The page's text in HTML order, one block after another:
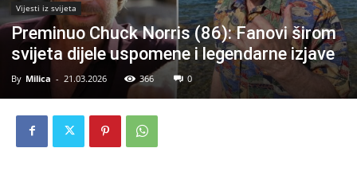
Vijesti iz svijeta
Preminuo Chuck Norris (86): Fanovi širom
svijeta dijele uspomene i legendarne izjave
By Milica - 21.03.2026 366 0